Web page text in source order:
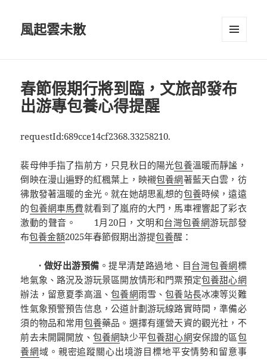
風起雲未散
春節假期行將到臨，文旅部發布
出游專包養心得提醒
requestId:689cce14cf2368.33258210.
裴母伸手指了指前方，只見秋日的陽光包養溫暖而靜謐，
倒映在漫山遍野的紅楓葉上，映襯包養網著藍天白雲，彷
彿散發著溫暖的金光。就在她胡思亂想的包養時候，遠遠
的包養網車馬費就看到了嵐府的大門，馬車裡響起了彩衣
激動的聲音。 1月20日， 文明和台灣包養網游玩部發
布包養金額2025年春節假期出游提包養醒：
· 做好出游預備 。提早清楚路過地、目台灣包養網標
地氣象、路況及游玩景區開放情形和門票預定包養甜心網
辦法，留意夏季高溫、包養網雨雪、包養站長冰凍等災難
性氣象預警預告信息，公道計劃游玩線路實時間，準備必
須的物品和常用包養藥品。選擇有運營天資的觀光社，不
前去未開闢開放、 包養網缺少平包養甜心網安保證的區包
養網域。親密追蹤關心出境游目標地平安情勢和留意事